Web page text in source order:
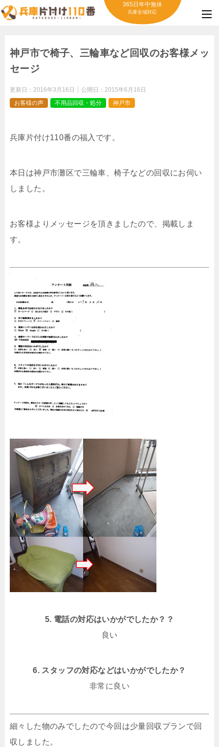
365日年中無休
兵庫全域対応
神戸市で椅子、三輪車など回収のお客様メッ
セージ
更新日： 2016年3月16日 公開日： 2015年6月16日
お客様の声
不用品回収・処分 神戸市
兵庫片付け110番の福入です。
本日は神戸市灘区で三輪車、椅子などの回収にお伺い
しました。
お客様よりメッセージを頂きましたので、掲載しま
す。
5. 電話の対応はいかがでしたか？？
良い
6. スタッフの対応などはいかがでしたか？
非常に良い
細々した物のみでしたので今回は少量回収プランで回
収しました。